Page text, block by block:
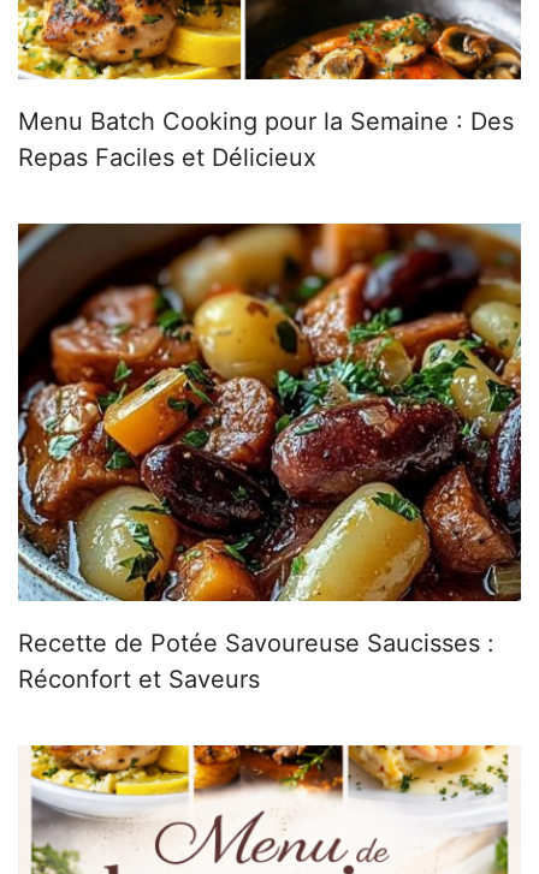
Menu Batch Cooking pour la Semaine : Des
Repas Faciles et Délicieux
Recette de Potée Savoureuse Saucisses :
Réconfort et Saveurs